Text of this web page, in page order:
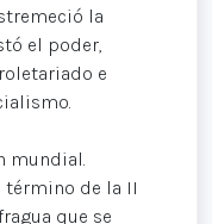
la
el poder,
e
mundial.
término de la II
que se